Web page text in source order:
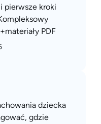
pierwsze kroki
PDF
dziecka
gdzie